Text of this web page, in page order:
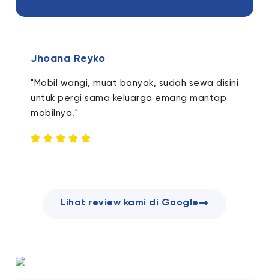
Jhoana Reyko
"Mobil wangi, muat banyak, sudah sewa disini
untuk pergi sama keluarga emang mantap
mobilnya."
Lihat review kami di Google